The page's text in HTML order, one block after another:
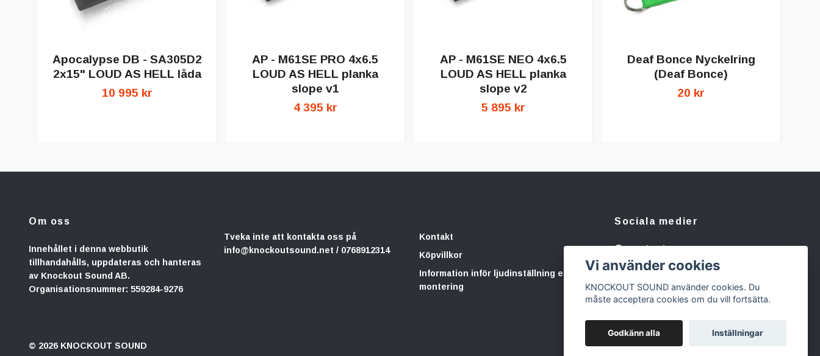
Apocalypse DB - SA305D2
2x15" LOUD AS HELL låda
10 995 kr
AP - M61SE PRO 4x6.5
LOUD AS HELL planka
slope v1
4 395 kr
AP - M61SE NEO 4x6.5
LOUD AS HELL planka
slope v2
5 895 kr
Deaf Bonce Nyckelring
(Deaf Bonce)
20 kr
Om oss
Innehållet i denna webbutik
tillhandahålls, uppdateras och hanteras
av Knockout Sound AB.
Organisationsnummer: 559284-9276
Tveka inte att kontakta oss på
info@knockoutsound.net / 0768912314
Kontakt
Köpvillkor
Information inför ljudinställning eller
montering
Sociala medier
Facebook
Instagram
© 2026 KNOCKOUT SOUND
Vi använder cookies
KNOCKOUT SOUND använder cookies. Du
måste acceptera cookies om du vill fortsätta.
Godkänn alla Inställningar